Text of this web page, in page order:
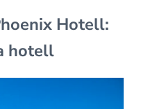
Hotell:
hotell